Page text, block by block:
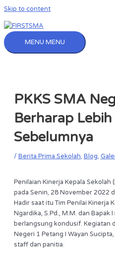
Skip to content
MENU MENU
PKKS SMA
Berharap
Sebelumnya
/ Berita Prima Sekolah, Blog,
Penilaian Kinerja Kepala Sekolah
pada Senin, 28 November 2022
Hadir saat itu Tim Penilai Kinerja
Ngardika, S.Pd., M.M. dan Bapak
berlangsung kondusif. Kegiatan
Negeri 1 Petang I Wayan
staff dan panitia.